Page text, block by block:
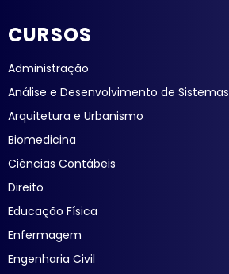
CURSOS
Administração
Análise e Desenvolvimento de Sistemas
Arquitetura e Urbanismo
Biomedicina
Ciências Contábeis
Direito
Educação Física
Enfermagem
Engenharia Civil